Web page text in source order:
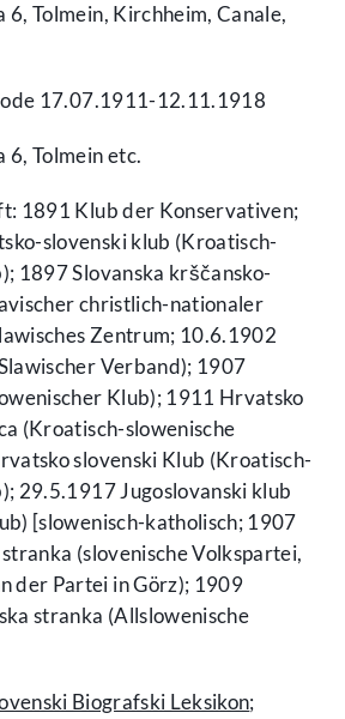
6, Tolmein, Kirchheim, Canale,
17.07.1911-12.11.1918
6, Tolmein etc.
1891 Klub der Konservativen;
slovenski klub (Kroatisch-
1897 Slovanska krščansko-
christlich-nationaler
Zentrum; 10.6.1902
Verband); 1907
Klub); 1911 Hrvatsko
(Kroatisch-slowenische
slovenski Klub (Kroatisch-
29.5.1917 Jugoslovanski klub
[slowenisch-katholisch; 1907
(slovenische Volkspartei,
der Partei in Görz); 1909
stranka (Allslowenische
Biografski Leksikon;